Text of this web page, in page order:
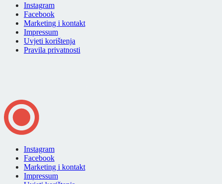
Instagram
Facebook
Marketing i kontakt
Impressum
Uvjeti korištenja
Pravila privatnosti
Instagram
Facebook
Marketing i kontakt
Impressum